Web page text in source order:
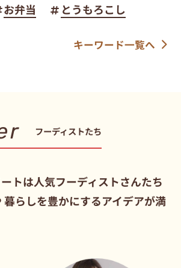
お弁当 とうもろこし
キーワード一覧へ
フーディストたち
トは人気フーディストさんたち
暮らしを豊かにするアイデアが満